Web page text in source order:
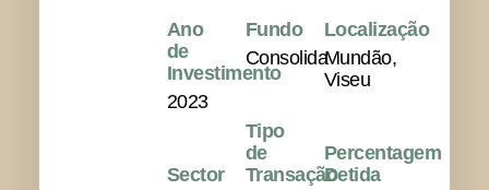
Ano
de
Investimento
2023
Sector
Fundo
Consolida
Tipo
de
Transação
Localização
Mundão,
Viseu
Percentagem
Detida